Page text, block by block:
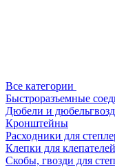
Все категории
Быстроразъемные
Дюбели и
Кронштейны
Расходники для
Клепки для клепателей
Скобы, гвозди для